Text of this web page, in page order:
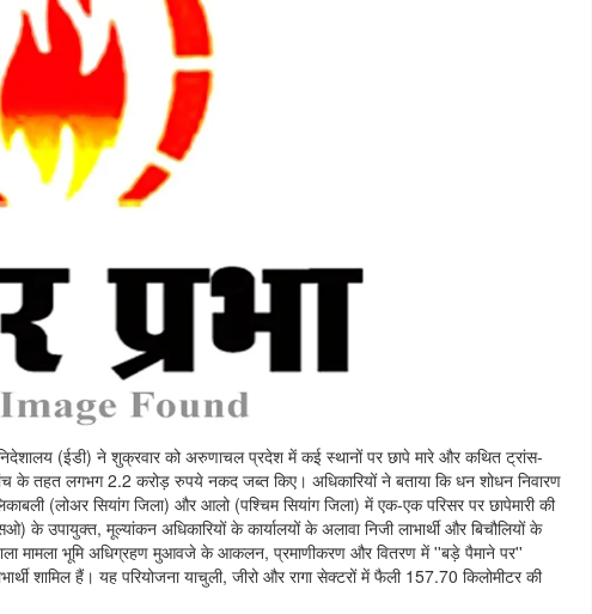
(ईडी) ने शुक्रवार को अरुणाचल प्रदेश में कई स्थानों पर छापे मारे और कथित ट्रांस-
के तहत लगभग 2.2 करोड़ रुपये नकद जब्त किए। अधिकारियों ने बताया कि धन शोधन निवारण
(लोअर सियांग जिला) और आलो (पश्चिम सियांग जिला) में एक-एक परिसर पर छापेमारी की
के उपायुक्त, मूल्यांकन अधिकारियों के कार्यालयों के अलावा निजी लाभार्थी और बिचौलियों के
मामला भूमि अधिग्रहण मुआवजे के आकलन, प्रमाणीकरण और वितरण में ''बड़े पैमाने पर''
शामिल हैं। यह परियोजना याचुली, जीरो और रागा सेक्टरों में फैली 157.70 किलोमीटर की